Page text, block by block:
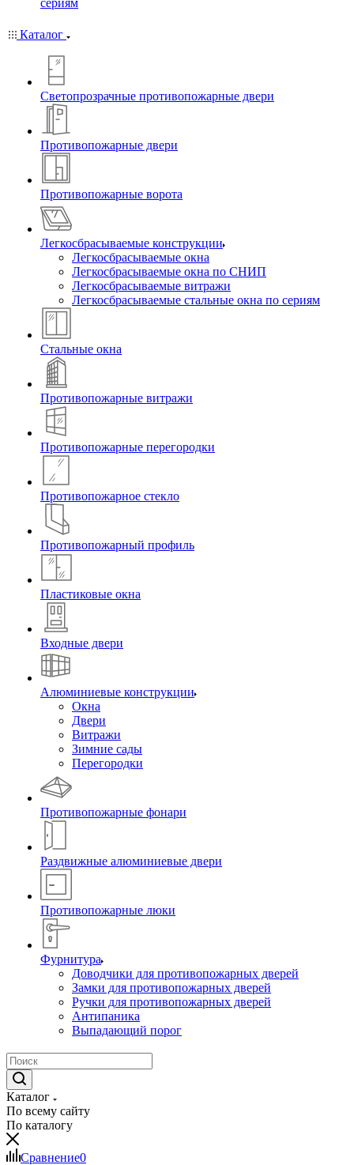
сериям
Каталог
Светопрозрачные противопожарные двери
Противопожарные двери
Противопожарные ворота
Легкосбрасываемые конструкции
Легкосбрасываемые окна
Легкосбрасываемые окна по СНИП
Легкосбрасываемые витражи
Легкосбрасываемые стальные окна по сериям
Стальные окна
Противопожарные витражи
Противопожарные перегородки
Противопожарное стекло
Противопожарный профиль
Пластиковые окна
Входные двери
Алюминиевые конструкции
Окна
Двери
Витражи
Зимние сады
Перегородки
Противопожарные фонари
Раздвижные алюминиевые двери
Противопожарные люки
Фурнитура
Доводчики для противопожарных дверей
Замки для противопожарных дверей
Ручки для противопожарных дверей
Антипаника
Выпадающий порог
Каталог
По всему сайту
По каталогу
Сравнение0